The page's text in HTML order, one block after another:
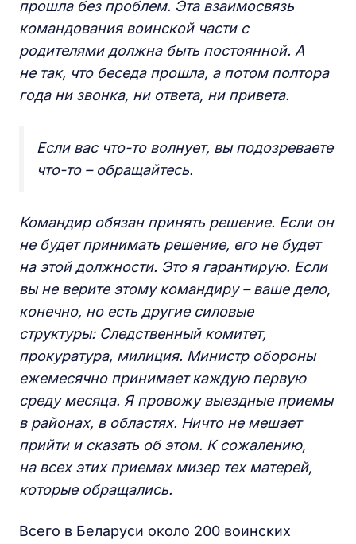
прошла без проблем. Эта взаимосвязь
командования воинской части с
родителями должна быть постоянной. А
не так, что беседа прошла, а потом полтора
года ни звонка, ни ответа, ни привета.
Если вас что-то волнует, вы подозреваете
что-то – обращайтесь.
Командир обязан принять решение. Если он
не будет принимать решение, его не будет
на этой должности. Это я гарантирую. Если
вы не верите этому командиру – ваше дело,
конечно, но есть другие силовые
структуры: Следственный комитет,
прокуратура, милиция. Министр обороны
ежемесячно принимает каждую первую
среду месяца. Я провожу выездные приемы
в районах, в областях. Ничто не мешает
прийти и сказать об этом. К сожалению,
на всех этих приемах мизер тех матерей,
которые обращались.
Всего в Беларуси около 200 воинских